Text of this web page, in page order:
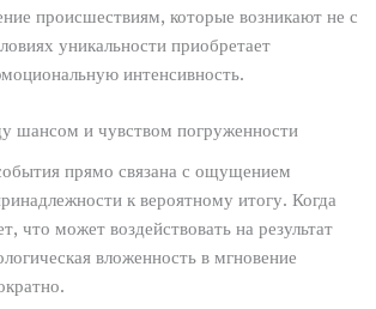
происшествиям, которые возникают не с
уникальности приобретает
интенсивность.
шансом и чувством погруженности
прямо связана с ощущением
к вероятному итогу. Когда
что может воздействовать на результат
вложенность в мгновение